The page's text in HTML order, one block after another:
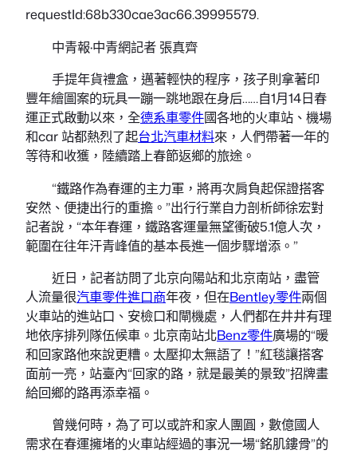
requestId:68b330cae3ac66.39995579.
中青報·中青網記者 張真齊
手提年貨禮盒，邁著輕快的程序，孩子則拿著印
豐年繪圖案的玩具一蹦一跳地跟在身后……自1月14日春
運正式啟動以來，全德系車零件國各地的火車站、機場
和car 站都熱烈了起台北汽車材料來，人們帶著一年的
等待和收獲，陸續踏上春節返鄉的旅途。
“鐵路作為春運的主力軍，將再次肩負起保證搭客
安然、便捷出行的重擔。”出行行業自力剖析師徐宏對
記者說，“本年春運，鐵路客運量無望衝破5.1億人次，
範圍在往年汗青峰值的基本長進一個步驟增添。”
近日，記者訪問了北京向陽站和北京南站，盡管
人流量很汽車零件進口商年夜，但在Bentley零件兩個
火車站的進站口、安檢口和閘機處，人們都在井井有理
地依序排列隊伍候車。北京南站北Benz零件廣場的“暖
和回家路他來說更糟。太壓抑太無語了！”紅毯讓搭客
面前一亮，站臺內“回家的路，就是最美的景致”招牌畫
給回鄉的路再添幸福。
曾幾何時，為了可以或許和家人團圓，數億國人
需求在春運擁堵的火車站經過的事況一場“銘肌鏤骨”的